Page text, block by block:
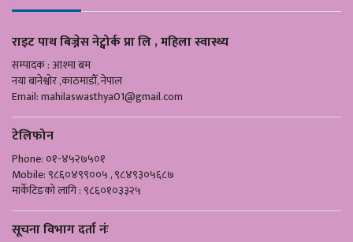
राइट पाथ बिज्नेस नेट्वोर्क प्रा लि , महिला स्वास्थ्य
सम्पादक : आश्मा बम
नया बानेश्वोर ,काठमाडौँ, नेपाल
Email:mahilaswasthya01@gmail.com
टेलिफोन
Phone: ०१-४५२७५०१
Mobile: ९८६०४९९००५ , ९८४९३०५६८७
मार्केटिङको लागि : ९८६०१०३३२५
सूचना विभाग दर्ता नंः